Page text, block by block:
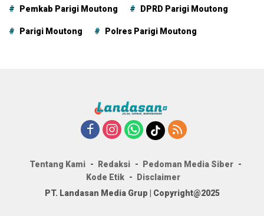
Pemkab Parigi Moutong DPRD Parigi Moutong
Parigi Moutong Polres Parigi Moutong
Tentang Kami Redaksi
Pedoman Media Siber
Kode Etik
Disclaimer
PT. Landasan Media Grup | Copyright@2025